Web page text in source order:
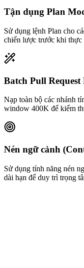
Tận dụng Plan
Sử dụng lệnh Plan cho
chiến lược trước khi thực
Batch Pull Request
Nạp toàn bộ các nhánh
window 400K để kiểm
Nén ngữ cảnh
Sử dụng tính năng nén
dài hạn để duy trì trọng